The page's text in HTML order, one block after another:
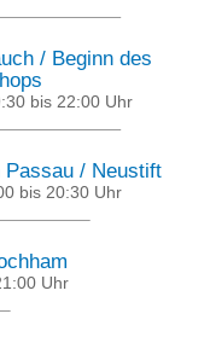
/ Beginn des
bis 22:00 Uhr
Passau / Neustift
bis 20:30 Uhr
Uhr